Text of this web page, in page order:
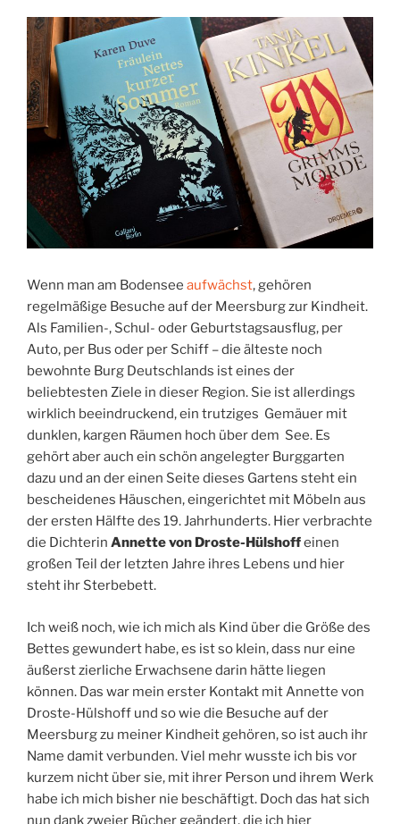
Wenn man am Bodensee aufwächst, gehören
regelmäßige Besuche auf der Meersburg zur Kindheit.
Als Familien-, Schul- oder Geburtstagsausflug, per
Auto, per Bus oder per Schiff – die älteste noch
bewohnte Burg Deutschlands ist eines der
beliebtesten Ziele in dieser Region. Sie ist allerdings
wirklich beeindruckend, ein trutziges Gemäuer mit
dunklen, kargen Räumen hoch über dem See. Es
gehört aber auch ein schön angelegter Burggarten
dazu und an der einen Seite dieses Gartens steht ein
bescheidenes Häuschen, eingerichtet mit Möbeln aus
der ersten Hälfte des 19. Jahrhunderts. Hier verbrachte
die Dichterin Annette von Droste-Hülshoffeinen
großen Teil der letzten Jahre ihres Lebens und hier
steht ihr Sterbebett.
Ich weiß noch, wie ich mich als Kind über die Größe des
Bettes gewundert habe, es ist so klein, dass nur eine
äußerst zierliche Erwachsene darin hätte liegen
können. Das war mein erster Kontakt mit Annette von
Droste-Hülshoff und so wie die Besuche auf der
Meersburg zu meiner Kindheit gehören, so ist auch ihr
Name damit verbunden. Viel mehr wusste ich bis vor
kurzem nicht über sie, mit ihrer Person und ihrem Werk
habe ich mich bisher nie beschäftigt. Doch das hat sich
nun dank zweier Bücher geändert, die ich hier